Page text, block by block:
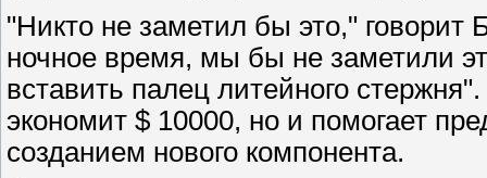
"Никто не заметил бы это,"
ночное время, мы бы не заметили
вставить палец литейного
экономит $ 10000, но и помогает
созданием нового компонента.